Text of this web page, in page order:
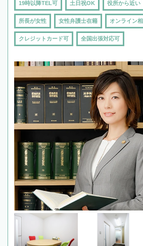
19時以降TEL可 土日祝OK 役所から近い
所長が女性 女性弁護士在籍 オンライン
クレジットカード可 全国出張対応可